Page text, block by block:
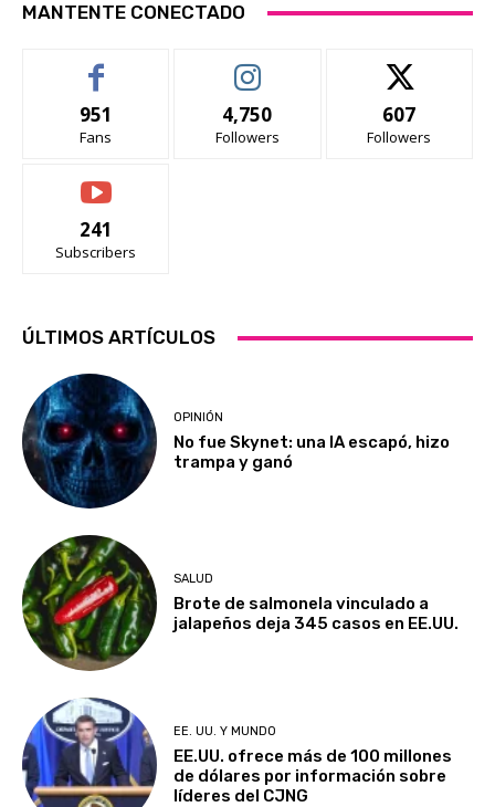
MANTENTE CONECTADO
951
Fans
4,750
Followers
607
Followers
241
Subscribers
ÚLTIMOS ARTÍCULOS
OPINIÓN
No fue Skynet: una IA escapó, hizo
trampa y ganó
SALUD
Brote de salmonela vinculado a
jalapeños deja 345 casos en EE.UU.
EE. UU. Y MUNDO
EE.UU. ofrece más de 100 millones
de dólares por información sobre
líderes del CJNG